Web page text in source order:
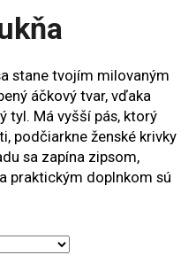
stane tvojím milovaným
áčkový tvar, vďaka
tyl. Má vyšší pás, ktorý
podčiarkne ženské krivky
sa zapína zipsom,
praktickým doplnkom sú